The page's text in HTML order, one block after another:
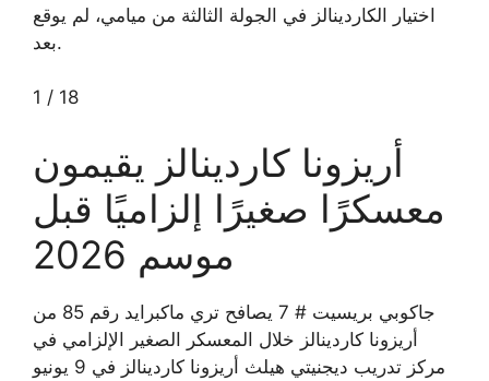
اختيار الكاردينالز في الجولة الثالثة من ميامي، لم يوقع
بعد.
1 / 18
أريزونا كاردينالز يقيمون
معسكرًا صغيرًا إلزاميًا قبل
موسم 2026
جاكوبي بريسيت # 7 يصافح تري ماكبرايد رقم 85 من
أريزونا كاردينالز خلال المعسكر الصغير الإلزامي في
مركز تدريب ديجنيتي هيلث أريزونا كاردينالز في 9 يونيو